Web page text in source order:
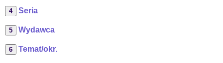
Seria
Wydawca
Temat/okr.